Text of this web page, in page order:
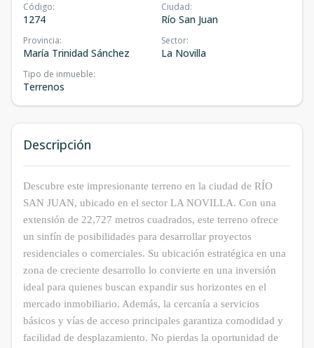
Código:
1274
Ciudad:
Río San Juan
Provincia:
María Trinidad Sánchez
Sector:
La Novilla
Tipo de inmueble:
Terrenos
Descripción
Descubre este impresionante terreno en la ciudad de RÍO
SAN JUAN, ubicado en el sector LA NOVILLA. Con una
extensión de 22,727 metros cuadrados, este terreno ofrece
un sinfín de posibilidades para desarrollar proyectos
residenciales o comerciales. Su ubicación estratégica en una
zona de creciente desarrollo lo convierte en una inversión
ideal para quienes buscan expandir sus horizontes en el
mercado inmobiliario. Además, la cercanía a servicios
básicos y vías de acceso principales garantiza comodidad y
facilidad de desplazamiento. No pierdas la oportunidad de